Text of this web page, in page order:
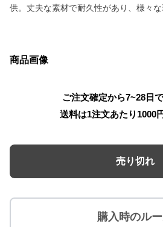
供。丈夫な素材で耐久性があり、様々な
商品画像
ご注文確定から7~28日
送料は1注文あたり 1000
売り切れ
購入時のル